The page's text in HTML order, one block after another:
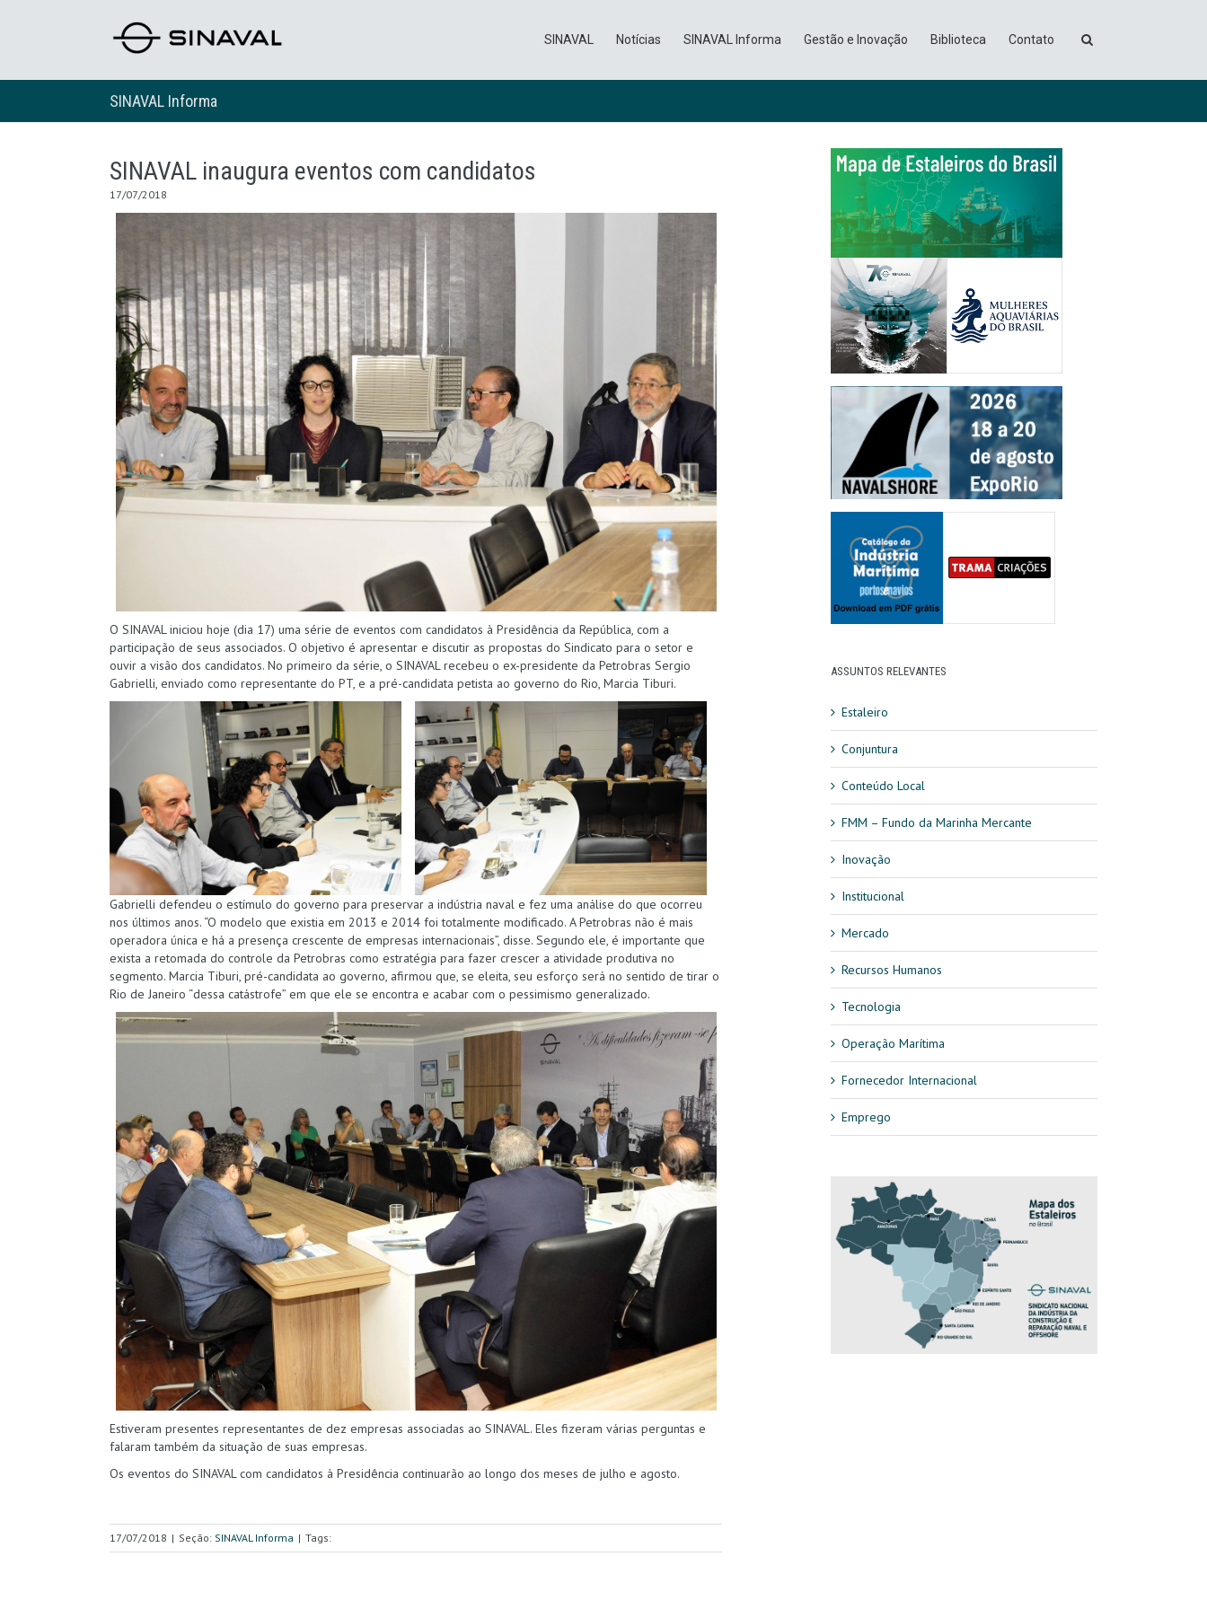
SINAVAL Notícias SINAVAL Informa Gestão e Inovação Biblioteca Contato
SINAVAL Informa
SINAVAL inaugura eventos com candidatos
17/07/2018
O SINAVAL iniciou hoje (dia 17) uma série de eventos com candidatos à Presidência da República, com a
participação de seus associados. O objetivo é apresentar e discutir as propostas do Sindicato para o setor e
ouvir a visão dos candidatos. No primeiro da série, o SINAVAL recebeu o ex-presidente da Petrobras Sergio
Gabrielli, enviado como representante do PT, e a pré-candidata petista ao governo do Rio, Marcia Tiburi.
Gabrielli defendeu o estímulo do governo para preservar a indústria naval e fez uma análise do que ocorreu
nos últimos anos. “O modelo que existia em 2013 e 2014 foi totalmente modificado. A Petrobras não é mais
operadora única e há a presença crescente de empresas internacionais”, disse. Segundo ele, é importante que
exista a retomada do controle da Petrobras como estratégia para fazer crescer a atividade produtiva no
segmento. Marcia Tiburi, pré-candidata ao governo, afirmou que, se eleita, seu esforço será no sentido de tirar o
Rio de Janeiro “dessa catástrofe” em que ele se encontra e acabar com o pessimismo generalizado.
Estiveram presentes representantes de dez empresas associadas ao SINAVAL. Eles fizeram várias perguntas e
falaram também da situação de suas empresas.
Os eventos do SINAVAL com candidatos à Presidência continuarão ao longo dos meses de julho e agosto.
17/07/2018 | Seção: SINAVAL Informa | Tags:
ASSUNTOS RELEVANTES
Estaleiro
Conjuntura
Conteúdo Local
FMM – Fundo da Marinha Mercante
Inovação
Institucional
Mercado
Recursos Humanos
Tecnologia
Operação Marítima
Fornecedor Internacional
Emprego